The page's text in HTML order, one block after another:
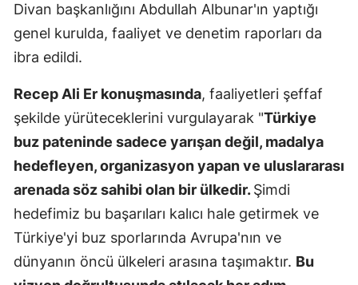
Kırşehir
Konya
Kütahya
Malatya
Divan başkanlığını Abdullah Albunar'ın yaptığı
genel kurulda, faaliyet ve denetim raporları da
ibra edildi.
Recep Ali Er konuşmasında, faaliyetleri şeffaf
şekilde yürüteceklerini vurgulayarak "Türkiye
buz pateninde sadece yarışan değil, madalya
hedefleyen, organizasyon yapan ve uluslararası
arenada söz sahibi olan bir ülkedir.Şimdi
hedefimiz bu başarıları kalıcı hale getirmek ve
Türkiye'yi buz sporlarında Avrupa'nın ve
dünyanın öncü ülkeleri arasına taşımaktır. Bu